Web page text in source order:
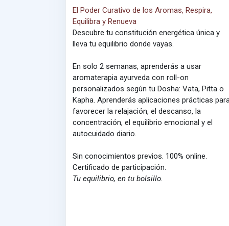
El Poder Curativo de los Aromas, Respira,
Equilibra y Renueva
Descubre tu constitución energética única y
lleva tu equilibrio donde vayas.
En solo 2 semanas, aprenderás a usar
aromaterapia ayurveda con roll-on
personalizados según tu Dosha: Vata, Pitta o
Kapha. Aprenderás aplicaciones prácticas
favorecer la relajación, el descanso, la
concentración, el equilibrio emocional y el
autocuidado diario.
Sin conocimientos previos. 100% online.
Certificado de participación.
Tu equilibrio, en tu bolsillo.